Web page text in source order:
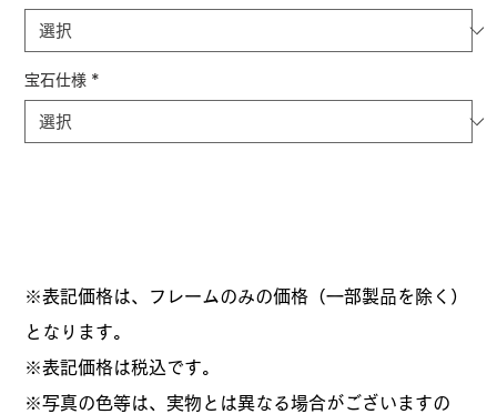
宝石仕様 *
※表記価格は、フレームのみの価格（一部製品を除く）
となります。
​※表記価格は税込です。
※写真の色等は、実物とは異なる場合がございますの